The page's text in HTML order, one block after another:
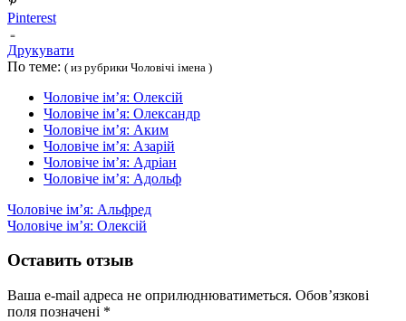
Pinterest
Друкувати
По теме: ( из рубрики Чоловічі імена )
Чоловіче ім’я: Олексій
Чоловіче ім’я: Олександр
Чоловіче ім’я: Аким
Чоловіче ім’я: Азарій
Чоловіче ім’я: Адріан
Чоловіче ім’я: Адольф
Чоловіче ім’я: Альфред
Чоловіче ім’я: Олексій
Оставить отзыв
Ваша e-mail адреса не оприлюднюватиметься. Обов’язкові
поля позначені *